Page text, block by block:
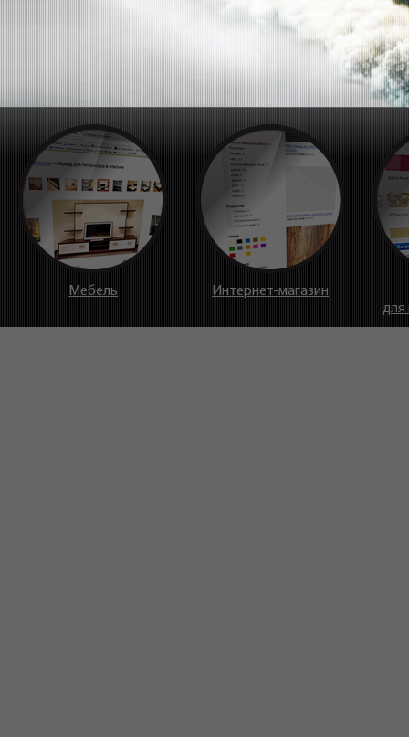
Индустриальная 10
Контактная информация
Пн-Пт: 10:00–15:00,
Сб-Вс - выходной
Эскизы
Прайсы
Сотрудничество
Партнерам
Магазинам
Дизайнерам
Кухни
Мебель
Интернет-магазин
для